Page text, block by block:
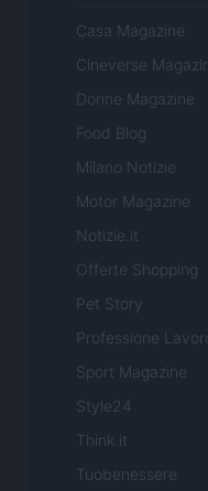
Casa Magazine
Cineverse
Donne Magazine
Food Blog
Milano Notizie
Motor Magazine
Notizie.it
Offerte Shopping
Pet Story
Professione
Sport Magazine
Style24
Think.it
Tuobenessere